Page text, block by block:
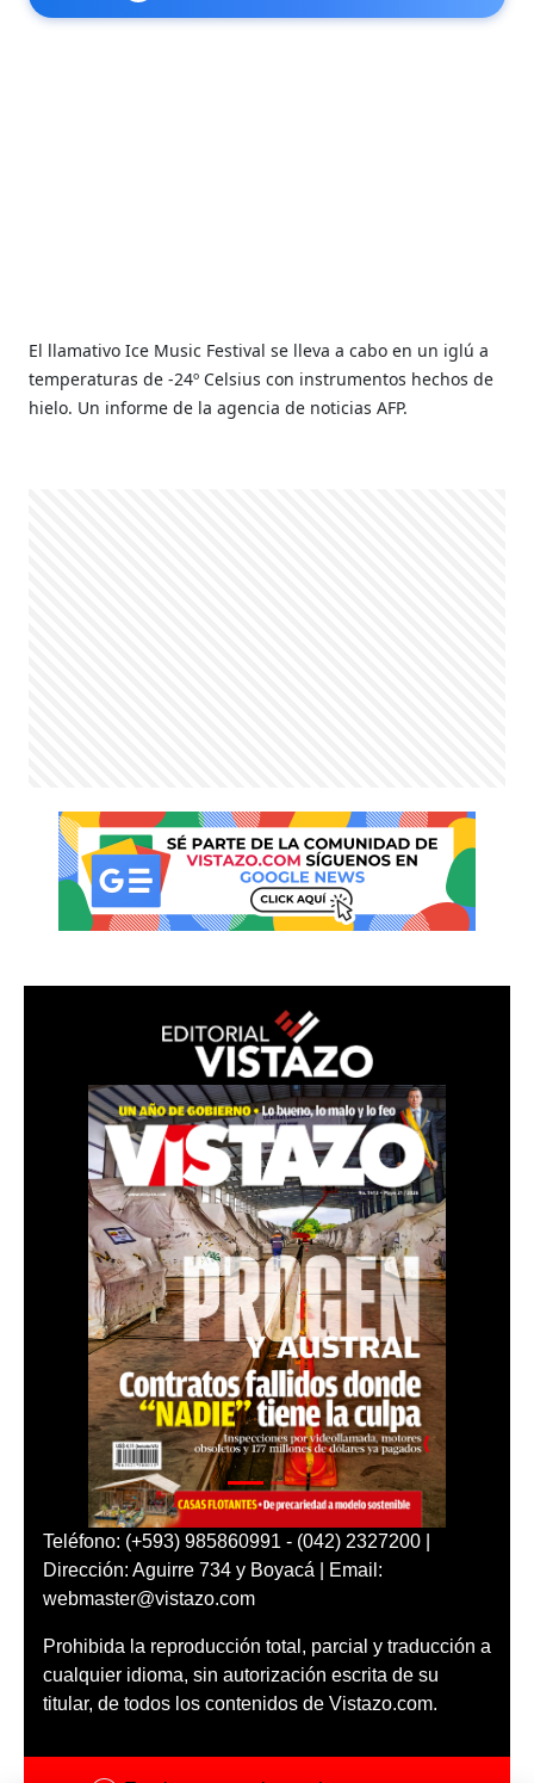
El llamativo Ice Music Festival se lleva a cabo en un iglú a
temperaturas de -24º Celsius con instrumentos hechos de
hielo. Un informe de la agencia de noticias AFP.
Teléfono: (+593) 985860991 - (042) 2327200 |
Dirección: Aguirre 734 y Boyacá | Email:
webmaster@vistazo.com
Prohibida la reproducción total, parcial y traducción a
cualquier idioma, sin autorización escrita de su
titular, de todos los contenidos de Vistazo.com.